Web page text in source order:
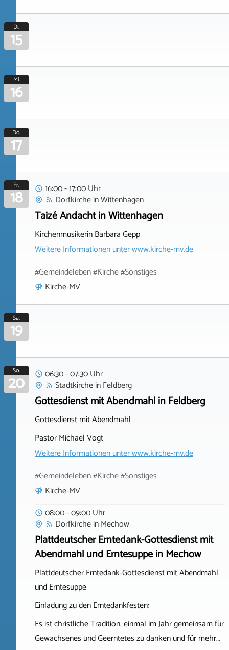
Di.
15
Mi.
16
Do.
17
Fr.
18
16:00 - 17:00 Uhr
DorfkircheinWittenhagen
Taizé Andacht in Wittenhagen
Kirchenmusikerin Barbara Gepp
Weitere Informationen unterwww.kirche-mv.de
#Gemeindeleben #Kirche #Sonstiges
Kirche-MV
Sa.
19
So.
20
06:30 - 07:30 Uhr
StadtkircheinFeldberg
Gottesdienst mit Abendmahl in Feldberg
Gottesdienst mit Abendmahl
Pastor Michael Vogt
Weitere Informationen unterwww.kirche-mv.de
#Gemeindeleben #Kirche #Sonstiges
Kirche-MV
08:00 - 09:00 Uhr
DorfkircheinMechow
Plattdeutscher Erntedank-Gottesdienst mit
Abendmahl und Erntesuppe in Mechow
Plattdeutscher Erntedank-Gottesdienst mit Abendmahl
und Erntesuppe
Einladung zu den Erntedankfesten:
Es ist christliche Tradition, einmal im Jahr gemeinsam für
Gewachsenes und Geerntetes zu danken und für mehr…